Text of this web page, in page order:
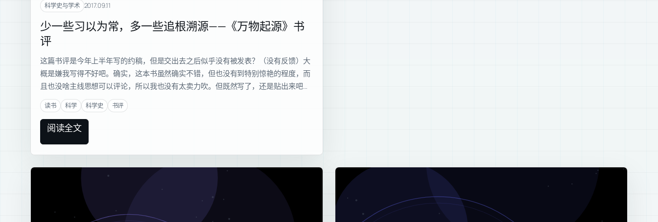
科学史与学术 2017.09.11
少一些习以为常，多一些追根溯源——《万物起源》书
评
这篇书评是今年上半年写的约稿，但是交出去之后似乎没有被发表？（没有反馈）大
概是嫌我写得不好吧。确实，这本书虽然确实不错，但也没有到特别惊艳的程度，而
且也没啥主线思想可以评论，所以我也没有太卖力吹。但既然写了，还是贴出来吧…
读书 科学 科学史 书评
阅读全文